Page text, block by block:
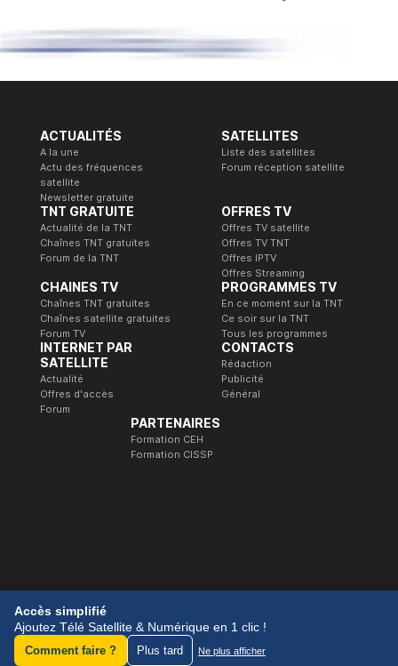
ACTUALITÉS
A la une
Actu des fréquences
satellite
Newsletter gratuite
SATELLITES
Liste des satellites
Forum réception satellite
TNT GRATUITE
Actualité de la TNT
Chaînes TNT gratuites
Forum de la TNT
OFFRES TV
Offres TV satellite
Offres TV TNT
Offres IPTV
Offres Streaming
CHAINES TV
Chaînes TNT gratuites
Chaînes satellite gratuites
Forum TV
PROGRAMMES TV
En ce moment sur la TNT
Ce soir sur la TNT
Tous les programmes
INTERNET PAR
SATELLITE
Actualité
Offres d'accès
Forum
CONTACTS
Rédaction
Publicité
Général
PARTENAIRES
Formation CEH
Formation CISSP
© 1989-2026 Télé Satellite et Numérique.
Accès simplifié
Ajoutez Télé Satellite & Numérique en 1 clic !
Comment faire ? Plus tard Ne plus afficher